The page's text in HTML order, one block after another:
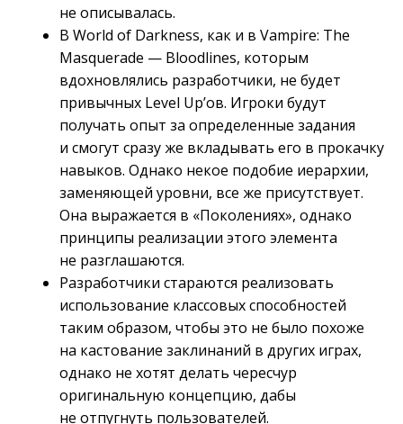
не описывалась.
В World of Darkness, как и в Vampire: The
Masquerade — Bloodlines, которым
вдохновлялись разработчики, не будет
привычных Level Up’ов. Игроки будут
получать опыт за определенные задания
и смогут сразу же вкладывать его в прокачку
навыков. Однако некое подобие иерархии,
заменяющей уровни, все же присутствует.
Она выражается в «Поколениях», однако
принципы реализации этого элемента
не разглашаются.
Разработчики стараются реализовать
использование классовых способностей
таким образом, чтобы это не было похоже
на кастование заклинаний в других играх,
однако не хотят делать чересчур
оригинальную концепцию, дабы
не отпугнуть пользователей.